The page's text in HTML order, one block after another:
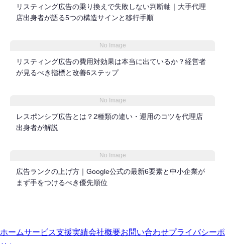
リスティング広告の乗り換えで失敗しない判断軸｜大手代理
店出身者が語る5つの構造サインと移行手順
No Image
リスティング広告の費用対効果は本当に出ているか？経営者
が見るべき指標と改善6ステップ
No Image
レスポンシブ広告とは？2種類の違い・運用のコツを代理店
出身者が解説
No Image
広告ランクの上げ方｜Google公式の最新6要素と中小企業が
まず手をつけるべき優先順位
ホームサービス支援実績会社概要お問い合わせプライバシーポ